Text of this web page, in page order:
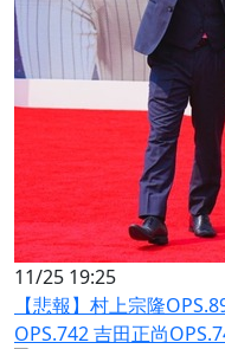
11/25 19:25
【悲報】村上宗隆
OPS.742 吉田正尚